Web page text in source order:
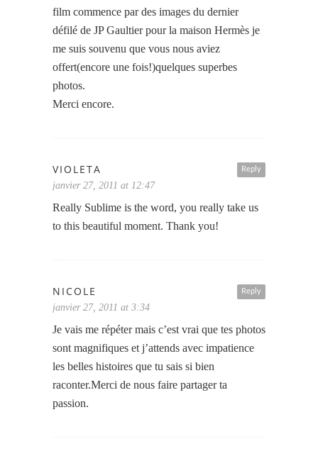
film commence par des images du dernier
défilé de JP Gaultier pour la maison Hermès je
me suis souvenu que vous nous aviez
offert(encore une fois!)quelques superbes
photos.
Merci encore.
Reply
VIOLETA
janvier 27, 2011 at 12:47
Really Sublime is the word, you really take us
to this beautiful moment. Thank you!
Reply
NICOLE
janvier 27, 2011 at 3:34
Je vais me répéter mais c’est vrai que tes photos
sont magnifiques et j’attends avec impatience
les belles histoires que tu sais si bien
raconter.Merci de nous faire partager ta
passion.